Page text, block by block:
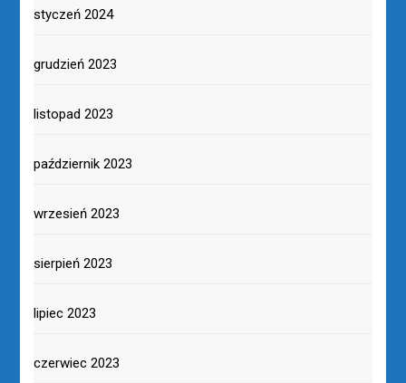
styczeń 2024
grudzień 2023
listopad 2023
październik 2023
wrzesień 2023
sierpień 2023
lipiec 2023
czerwiec 2023